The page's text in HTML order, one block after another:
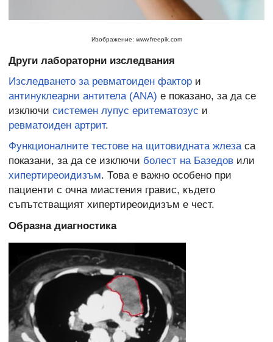
Изображение: www.freepik.com
Други лабораторни изследвания
Изследването за ревматоиден фактор и
антинуклеарни антитела (ANA) е показано, за да се
изключи системен лупус еритематозус и
ревматоиден артрит.
Функционалните тестове на щитовидната жлезаса
показани, за да се изключи болест на Базедов или
хипертиреоидизъм. Това е важно особено при
пациенти с очна миастения гравис, където
съпътстващият хипертиреоидизъм е чест.
Образна диагностика